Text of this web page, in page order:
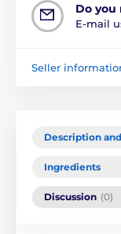
Do you
E-mail
Seller
Description
Ingredients
Discussion (0)